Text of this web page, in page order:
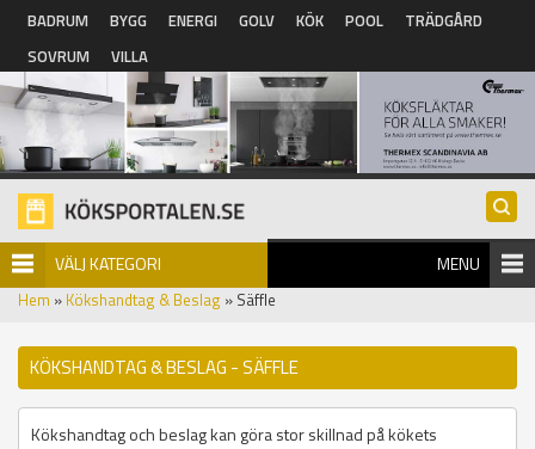
Hoppa till huvudinnehåll
BADRUM BYGG ENERGI GOLV KÖK POOL
TRÄDGÅRD
SOVRUM
VILLA
VÄLJ KATEGORI MENU
Hem » Kökshandtag & Beslag » Säffle
KÖKSHANDTAG & BESLAG - SÄFFLE
Kökshandtag och beslag kan göra stor skillnad på kökets